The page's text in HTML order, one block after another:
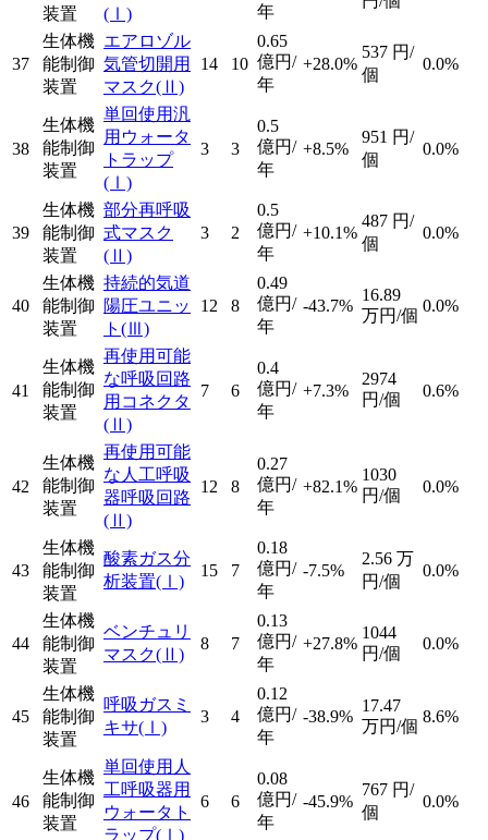
装置
(Ⅰ)
年
37
生体機
能制御
装置
エアロゾル
気管切開用
マスク(Ⅱ)
14 10
0.65
億円/
年
+28.0%
537 円/
個
0.0%
38
生体機
能制御
装置
単回使用汎
用ウォータ
トラップ
(Ⅰ)
3 3
0.5
億円/
年
+8.5%
951 円/
個
0.0%
39
生体機
能制御
装置
部分再呼吸
式マスク
(Ⅱ)
3 2
0.5
億円/
年
+10.1%
487 円/
個
0.0%
40
生体機
能制御
装置
持続的気道
陽圧ユニッ
ト (Ⅲ)
12 8
0.49
億円/
年
-43.7%
16.89
万円/個
0.0%
41
生体機
能制御
装置
再使用可能
な呼吸回路
用コネクタ
(Ⅱ)
7 6
0.4
億円/
年
+7.3%
2974
円/個
0.6%
42
生体機
能制御
装置
再使用可能
な人工呼吸
器呼吸回路
(Ⅱ)
12 8
0.27
億円/
年
+82.1%
1030
円/個
0.0%
43
生体機
能制御
装置
酸素ガス分
析装置(Ⅰ)
15 7
0.18
億円/
年
-7.5%
2.56 万
円/個
0.0%
44
生体機
能制御
装置
ベンチュリ
マスク(Ⅱ)
8 7
0.13
億円/
年
+27.8%
1044
円/個
0.0%
45
生体機
能制御
装置
呼吸ガスミ
キサ(Ⅰ)
3 4
0.12
億円/
年
-38.9%
17.47
万円/個
8.6%
46
生体機
能制御
装置
単回使用人
工呼吸器用
ウォータト
ラップ(Ⅰ)
6 6
0.08
億円/
年
-45.9%
767 円/
個
0.0%